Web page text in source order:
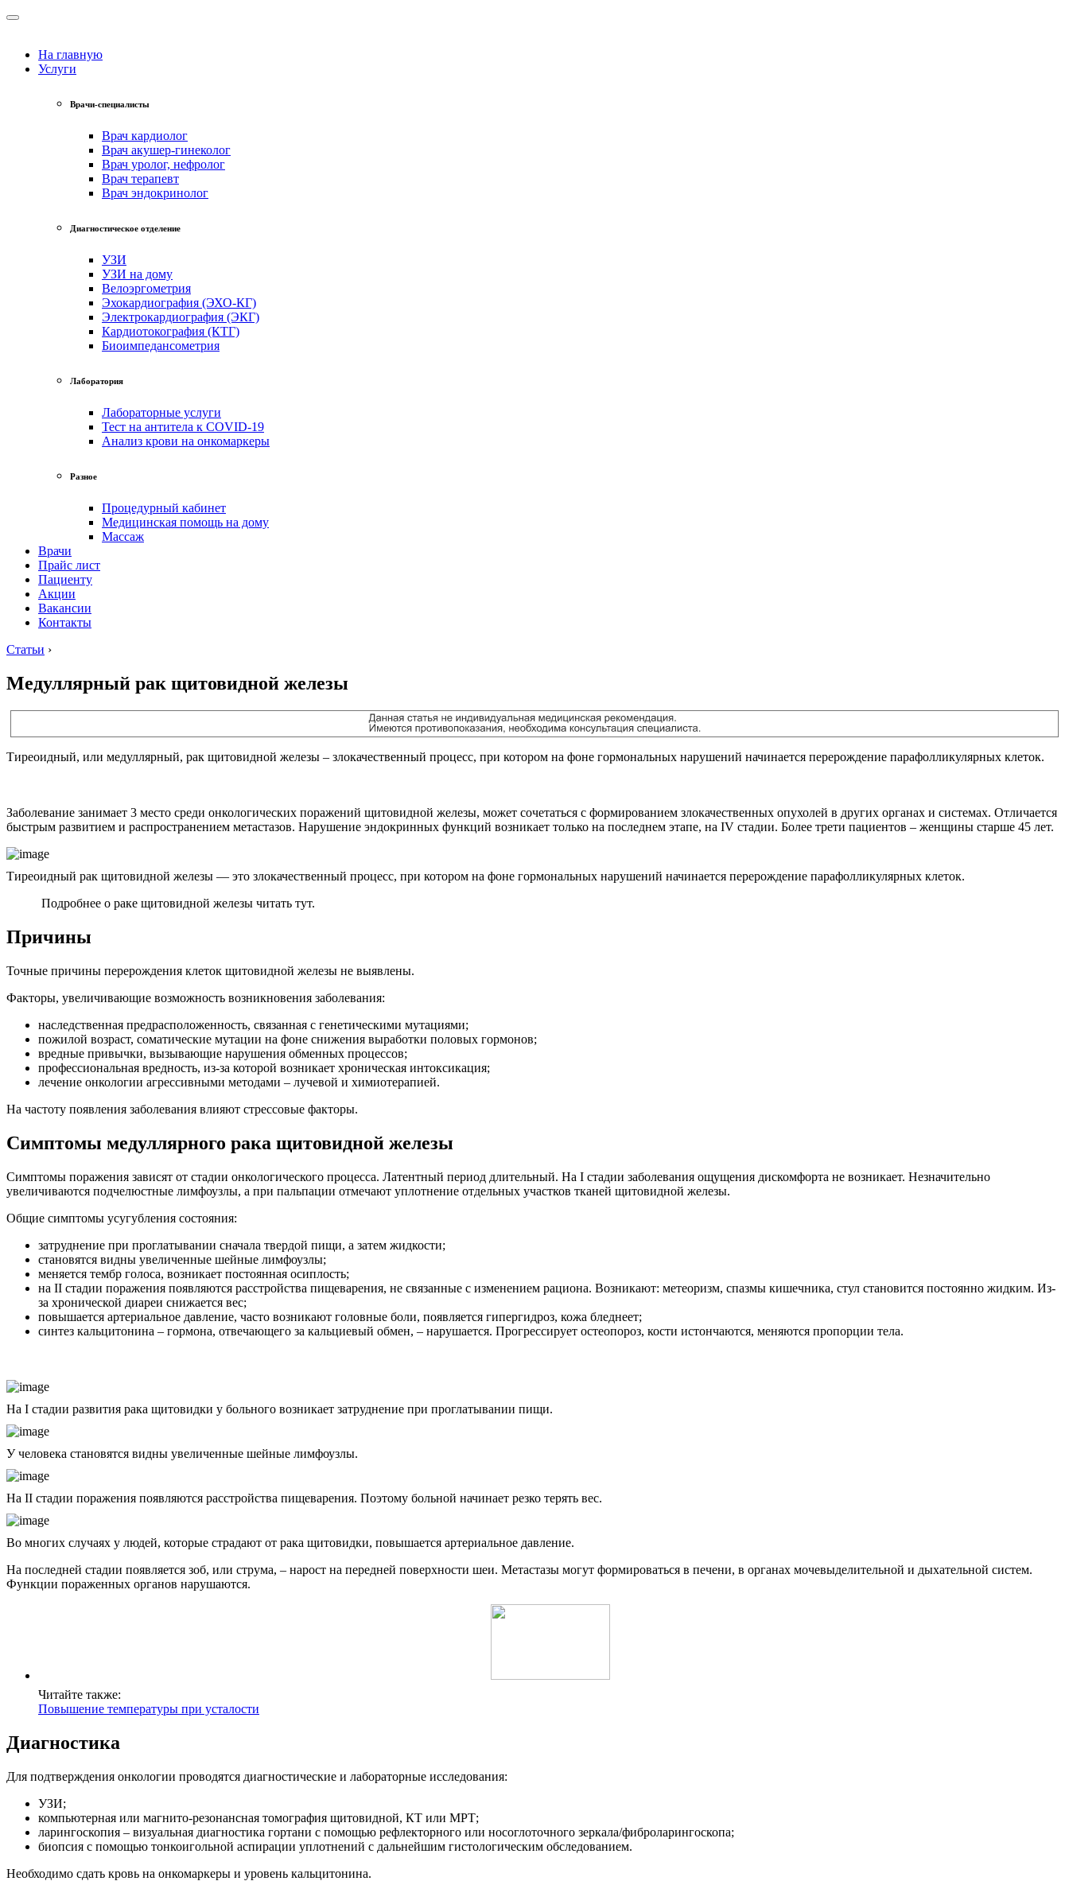
На главную
Услуги
Врачи-специалисты
Врач кардиолог
Врач акушер-гинеколог
Врач уролог, нефролог
Врач терапевт
Врач эндокринолог
Диагностическое отделение
УЗИ
УЗИ на дому
Велоэргометрия
Эхокардиография (ЭХО-КГ)
Электрокардиография (ЭКГ)
Кардиотокография (КТГ)
Биоимпедансометрия
Лаборатория
Лабораторные услуги
Тест на антитела к COVID-19
Анализ крови на онкомаркеры
Разное
Процедурный кабинет
Медицинская помощь на дому
Массаж
Врачи
Прайс лист
Пациенту
Акции
Вакансии
Контакты
Статьи ›
Медуллярный рак щитовидной железы
Тиреоидный, или медуллярный, рак щитовидной железы – злокачественный процесс, при котором на фоне гормональных нарушений начинается перерождение парафолликулярных клеток.
Заболевание занимает 3 место среди онкологических поражений щитовидной железы, может сочетаться с формированием злокачественных опухолей в других органах и системах. Отличается
быстрым развитием и распространением метастазов. Нарушение эндокринных функций возникает только на последнем этапе, на IV стадии. Более трети пациентов – женщины старше 45 лет.
Тиреоидный рак щитовидной железы — это злокачественный процесс, при котором на фоне гормональных нарушений начинается перерождение парафолликулярных клеток.
Подробнее о раке щитовидной железы читать тут.
Причины
Точные причины перерождения клеток щитовидной железы не выявлены.
Факторы, увеличивающие возможность возникновения заболевания:
наследственная предрасположенность, связанная с генетическими мутациями;
пожилой возраст, соматические мутации на фоне снижения выработки половых гормонов;
вредные привычки, вызывающие нарушения обменных процессов;
профессиональная вредность, из-за которой возникает хроническая интоксикация;
лечение онкологии агрессивными методами – лучевой и химиотерапией.
На частоту появления заболевания влияют стрессовые факторы.
Симптомы медуллярного рака щитовидной железы
Симптомы поражения зависят от стадии онкологического процесса. Латентный период длительный. На I стадии заболевания ощущения дискомфорта не возникает. Незначительно
увеличиваются подчелюстные лимфоузлы, а при пальпации отмечают уплотнение отдельных участков тканей щитовидной железы.
Общие симптомы усугубления состояния:
затруднение при проглатывании сначала твердой пищи, а затем жидкости;
становятся видны увеличенные шейные лимфоузлы;
меняется тембр голоса, возникает постоянная осиплость;
на II стадии поражения появляются расстройства пищеварения, не связанные с изменением рациона. Возникают: метеоризм, спазмы кишечника, стул становится постоянно жидким. Из-
за хронической диареи снижается вес;
повышается артериальное давление, часто возникают головные боли, появляется гипергидроз, кожа бледнеет;
синтез кальцитонина – гормона, отвечающего за кальциевый обмен, – нарушается. Прогрессирует остеопороз, кости истончаются, меняются пропорции тела.
На I стадии развития рака щитовидки у больного возникает затруднение при проглатывании пищи.
У человека становятся видны увеличенные шейные лимфоузлы.
На II стадии поражения появляются расстройства пищеварения. Поэтому больной начинает резко терять вес.
Во многих случаях у людей, которые страдают от рака щитовидки, повышается артериальное давление.
На последней стадии появляется зоб, или струма, – нарост на передней поверхности шеи. Метастазы могут формироваться в печени, в органах мочевыделительной и дыхательной систем.
Функции пораженных органов нарушаются.
Читайте также:
Повышение температуры при усталости
Диагностика
Для подтверждения онкологии проводятся диагностические и лабораторные исследования:
УЗИ;
компьютерная или магнито-резонансная томография щитовидной, КТ или МРТ;
ларингоскопия – визуальная диагностика гортани с помощью рефлекторного или носоглоточного зеркала/фиброларингоскопа;
биопсия с помощью тонкоигольной аспирации уплотнений с дальнейшим гистологическим обследованием.
Необходимо сдать кровь на онкомаркеры и уровень кальцитонина.